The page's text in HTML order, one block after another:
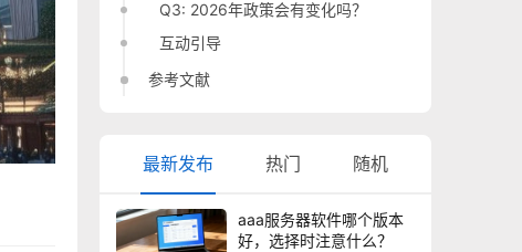
Q3: 2026年政策会有变化吗？
互动引导
参考文献
最新发布 热门 随机
aaa服务器软件哪个版本
好，选择时注意什么？